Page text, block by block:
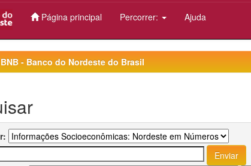
Página principal Percorrer: Ajuda
- Banco do Nordeste do Brasil